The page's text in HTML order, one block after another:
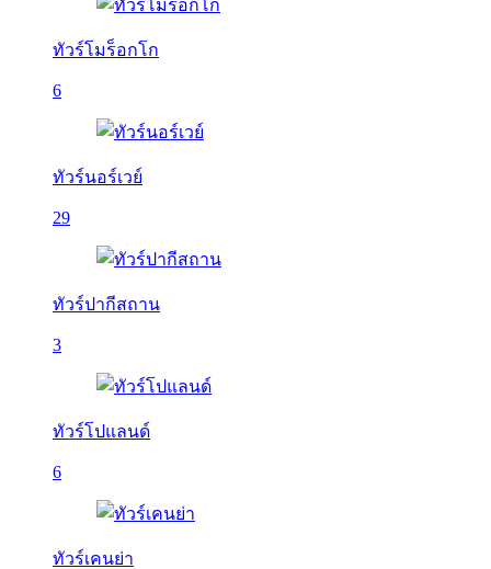
ทัวร์โมร็อกโก
6
ทัวร์นอร์เวย์
29
ทัวร์ปากีสถาน
3
ทัวร์โปแลนด์
6
ทัวร์เคนย่า